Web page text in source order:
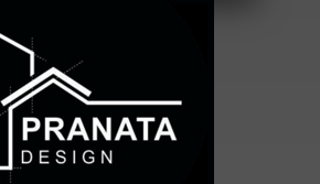
HUBUNGI KAMI